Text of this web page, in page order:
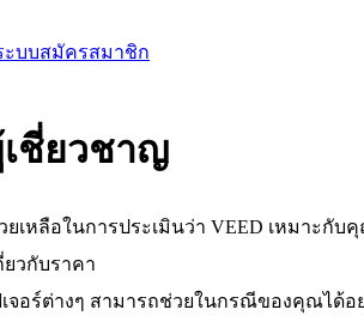
ะบบสมัครสมาชิก
ชี่ยวชาญ
ยเหลือในการประเมินว่า VEED เหมาะกับ
วกับราคา
เจอร์ต่างๆ สามารถช่วยในกรณีของคุณได้อ